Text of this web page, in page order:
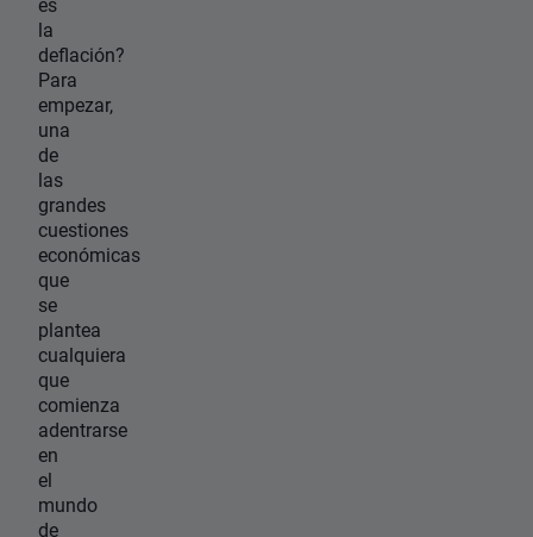
la
deflación?
Para
empezar,
una
de
las
grandes
cuestiones
económicas
que
se
plantea
cualquiera
que
comienza
adentrarse
en
el
mundo
de